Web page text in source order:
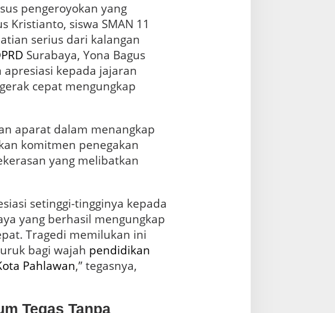
pengeroyokan yang
Kristianto, siswa SMAN 11
serius dari kalangan
Surabaya, Yona Bagus
kepada jajaran
cepat mengungkap
aparat dalam menangkap
komitmen penegakan
yang melibatkan
setinggi-tingginya kepada
yang berhasil mengungkap
Tragedi memilukan ini
bagi wajah pendidikan
Pahlawan,” tegasnya,
Tegas Tanpa